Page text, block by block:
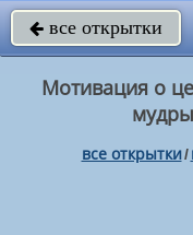
 все открытки
Мотивация о
все открытки/